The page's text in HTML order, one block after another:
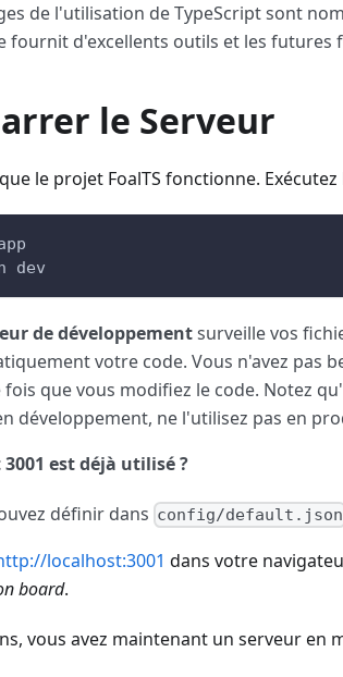
de l'utilisation de TypeScript sont
fournit d'excellents outils et les futures
le Serveur
le projet FoalTS fonctionne.
dev
de développementsurveille vos
votre code. Vous n'avez pas
fois que vous modifiez le code. Notez
développement, ne l'utilisez pas en
3001 est déjà utilisé ?
définir dans config/default.json
localhost:3001 dans votre
board.
vous avez maintenant un serveur en